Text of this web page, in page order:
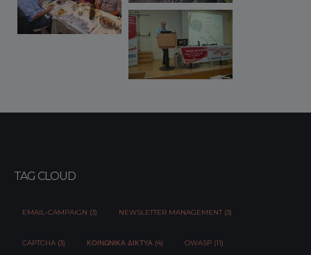
TAG CLOUD
EMAIL-CAMPAIGN (3) NEWSLETTER MANAGEMENT (3)
CAPTCHA (3) ΚΟΙΝΩΝΙΚΆ ΔΊΚΤΥΑ (4) OWASP (11)